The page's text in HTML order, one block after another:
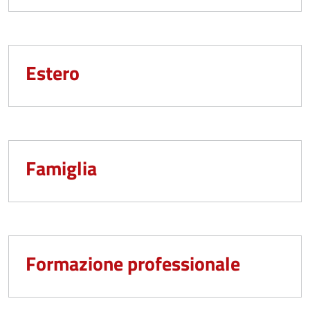
Estero
Famiglia
Formazione professionale